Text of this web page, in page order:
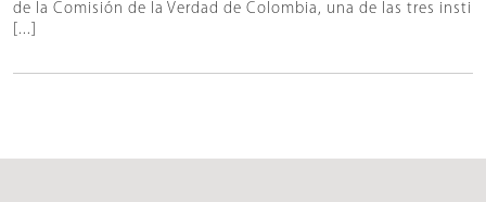
de la Comisión de la Verdad de Colombia, una de las tres insti
[...]